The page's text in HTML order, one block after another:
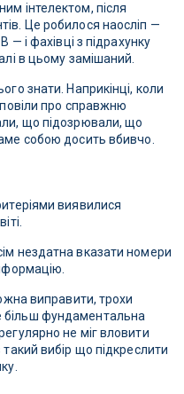
інтелектом, після
Це робилося наосліп —
— і фахівці з підрахунку
в цьому замішаний.
знати. Наприкінці, коли
про справжню
що підозрювали, що
собою досить вбивчо.
виявилися
нездатна вказати номери
виправити, трохи
фундаментальна
не міг вловити
вибір що підкреслити